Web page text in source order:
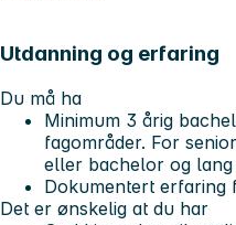
Utdanning og erfaring
Du må ha
Minimum 3 årig
fagområder. For
eller bachelor og
Dokumentert erfaring
Det er ønskelig at du har